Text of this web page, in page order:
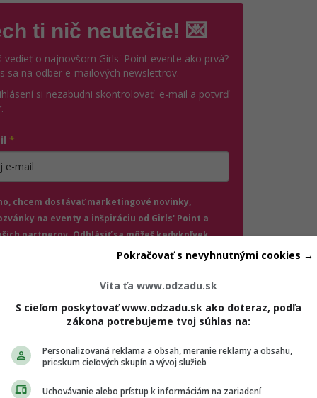
ti nič neutečie! 💌
vedieť o najnovšom Girls' Point evente ako prvá?
sa na odber e-mailových newslettrov.
si nezabudni skontrolovať e-mail a potvrď
*
chcem dostávať marketingové novinky,
na eventy a inšpiráciu od Girls' Point a
partnerov. Odhlásiť sa môžeš kedykoľvek.
Podmienok ochrany súkromia(otvorí sa v novom okne)
a
(otvorí sa v novom okne)
Prihlásiť sa na odber Odošle formulár
by si začať uvažovať o dlhodobejšom plánovaní a
Víta ťa www.odzadu.sk
S cieľom poskytovať www.odzadu.sk ako doteraz, podľa
zákona potrebujeme tvoj súhlas na:
Personalizovaná reklama a obsah, meranie reklamy a obsahu,
prieskum cieľových skupín a vývoj služieb
Uchovávanie alebo prístup k informáciám na zariadení
Pokračovať s nevyhnutnými cookies →